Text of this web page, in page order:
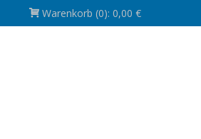
Warenkorb (0): 0,00 €